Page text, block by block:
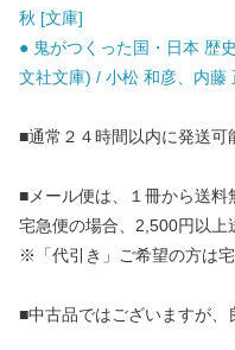
秋 [文庫]
● 鬼がつくった国・日本 歴
文社文庫) / 小松 和彦、内藤
■通常２４時間以内に発送可
■メール便は、１冊から送料
宅急便の場合、2,500円以上
※「代引き」ご希望の方は宅
■中古品ではございますが、